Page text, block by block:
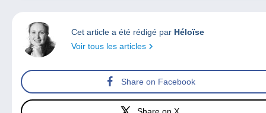
Cet article a été rédigé par Héloïse
Voir tous les articles
Share on Facebook
Share on X